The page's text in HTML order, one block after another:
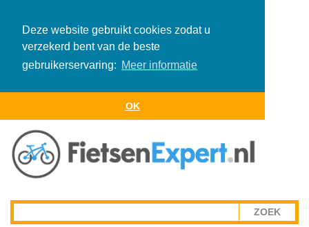
Deze website gebruikt cookies zodat u
verzekerd bent van de beste
gebruikerservaring: Meer informatie
OK